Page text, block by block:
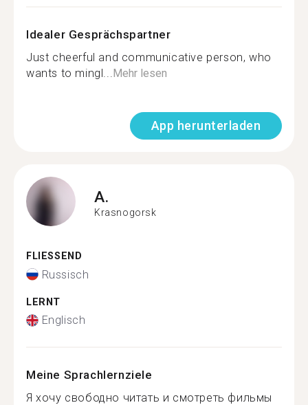
Idealer Gesprächspartner
Just cheerful and communicative person, who
wants to mingl...Mehr lesen
App herunterladen
A.
Krasnogorsk
FLIESSEND
Russisch
LERNT
Englisch
Meine Sprachlernziele
Я хочу свободно читать и смотреть фильмы